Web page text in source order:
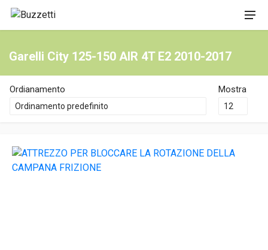
Garelli City 125-150 AIR 4T E2 2010-2017
Ordianamento Mostra